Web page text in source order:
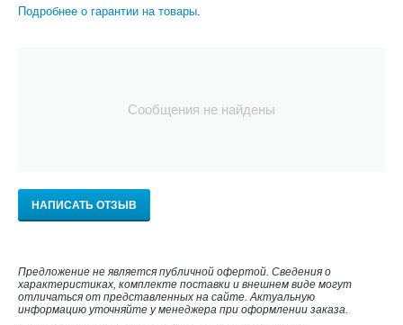
Подробнее о гарантии на товары
Сообщения не найдены
НАПИСАТЬ ОТЗЫВ
Предложение не является публичной офертой. Сведения о
характеристиках, комплекте поставки и внешнем виде могут
отличаться от представленных на сайте. Актуальную
информацию уточняйте у менеджера при оформлении заказа.